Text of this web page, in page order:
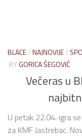
BLACE/NAJNOVIJE/
BYGORICA ŠEGOVIĆ
Večeras u
U petak 22.04. igra
za KMF Jastrebac.